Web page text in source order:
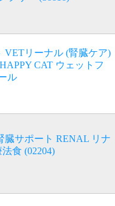
VETリーナル (腎臓ケア)
CAT ウェットフ
ル
臓サポート RENAL リナ
食 (02204)